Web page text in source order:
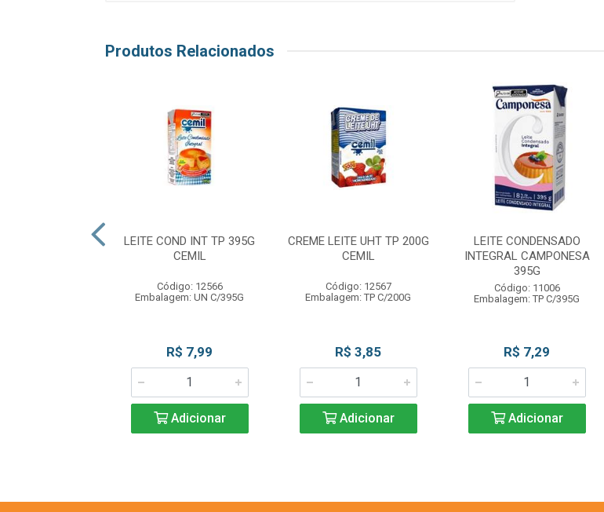
Produtos Relacionados
LEITE COND INT TP 395G
CEMIL
Código: 12566
Embalagem: UN C/395G
R$ 7,99
Adicionar
CREME LEITE UHT TP 200G
CEMIL
Código: 12567
Embalagem: TP C/200G
R$ 3,85
Adicionar
LEITE CONDENSADO
INTEGRAL CAMPONESA
395G
Código: 11006
Embalagem: TP C/395G
R$ 7,29
Adicionar